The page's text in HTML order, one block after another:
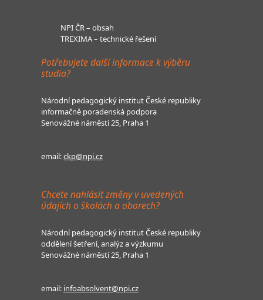
NPI ČR – obsah
TREXIMA – technické řešení
Potřebujete další informace k výběru
studia?
Národní pedagogický institut České republiky
informačně poradenská podpora
Senovážné náměstí 25, Praha 1
email:ckp@npi.cz
Chcete nahlásit změny v uvedených
údajích o školách a oborech?
Národní pedagogický institut České republiky
oddělení šetření, analýz a výzkumu
Senovážné náměstí 25, Praha 1
email: infoabsolvent@npi.cz